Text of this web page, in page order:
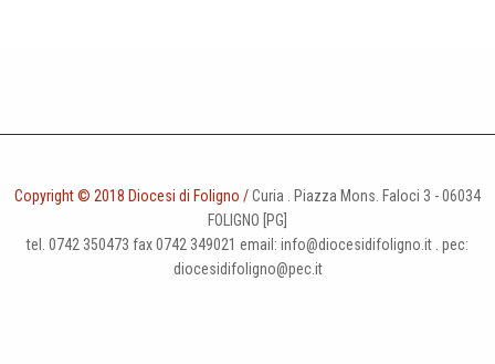
Copyright © 2018 Diocesi di Foligno /Curia . Piazza Mons. Faloci 3 - 06034
FOLIGNO [PG]
tel. 0742 350473 fax 0742 349021 email: info@diocesidifoligno.it . pec:
diocesidifoligno@pec.it